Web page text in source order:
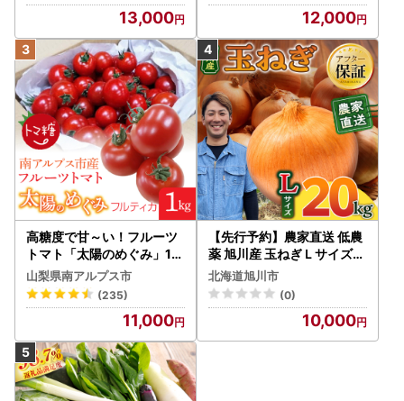
13,000 12,000
高糖度で甘～い！フルーツ
トマト「太陽のめぐみ」1k
g ALPBI001 | 高糖度 おす
すめ 産地直送 新鮮 フレッ
シュ 高栄養素 南アルプス市
山梨県南アルプス市
(235)
11,000
【先行予約】農家直送 低農
薬 旭川産 玉ねぎＬサイズ2
0kg(2026年9月発送開始
予定)_ | 玉ねぎ 05935
北海道旭川市
(0)
10,000